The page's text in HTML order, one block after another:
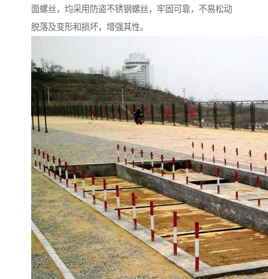
面螺丝，均采用防盗不锈钢螺丝，牢固可靠，不易松动
脱落及变形和损坏，增强其性。